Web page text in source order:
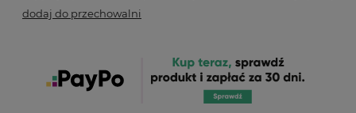
dodaj do przechowalni